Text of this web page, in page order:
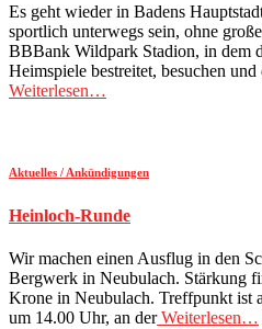
Es geht wieder in Badens
sportlich unterwegs sein, ohne
BBBank Wildpark Stadion, in dem
Heimspiele bestreitet, besuchen
Weiterlesen…
Aktuelles / Ankündigungen
Heinloch-Runde
Wir machen einen Ausflug in den
Bergwerk in Neubulach. Stärkung
Krone in Neubulach. Treffpunkt ist
um 14.00 Uhr, an derWeiterlesen…